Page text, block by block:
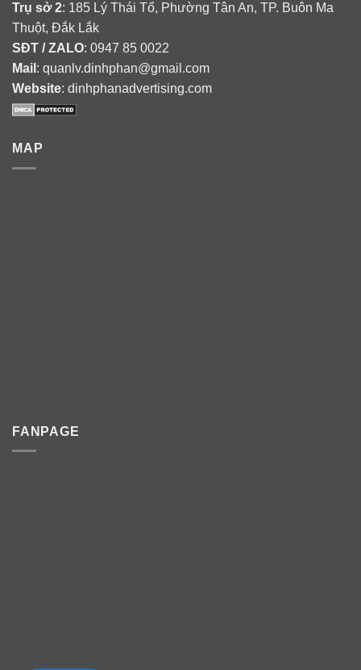
Trụ sở 2: 185 Lý Thái Tổ, Phường Tân An, TP. Buôn Ma
Thuột, Đắk Lắk
SĐT / ZALO: 0947 85 0022
Mail : quanlv.dinhphan@gmail.com
Website: dinhphanadvertising.com
MAP
FANPAGE